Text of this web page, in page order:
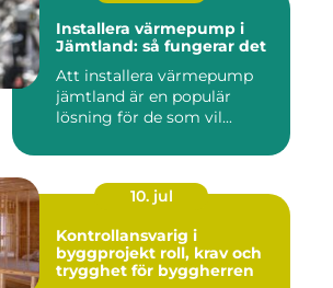
Installera värmepump i
Jämtland: så fungerar det
Att installera värmepump
jämtland är en populär
lösning för de som vil...
10. jul
Kontrollansvarig i
byggprojekt roll, krav och
trygghet för byggherren